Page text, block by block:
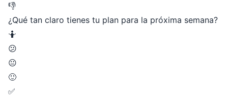
👎
¿Qué tan claro tienes tu plan para la próxima semana?
🤷
😕
😐
🙂
✅